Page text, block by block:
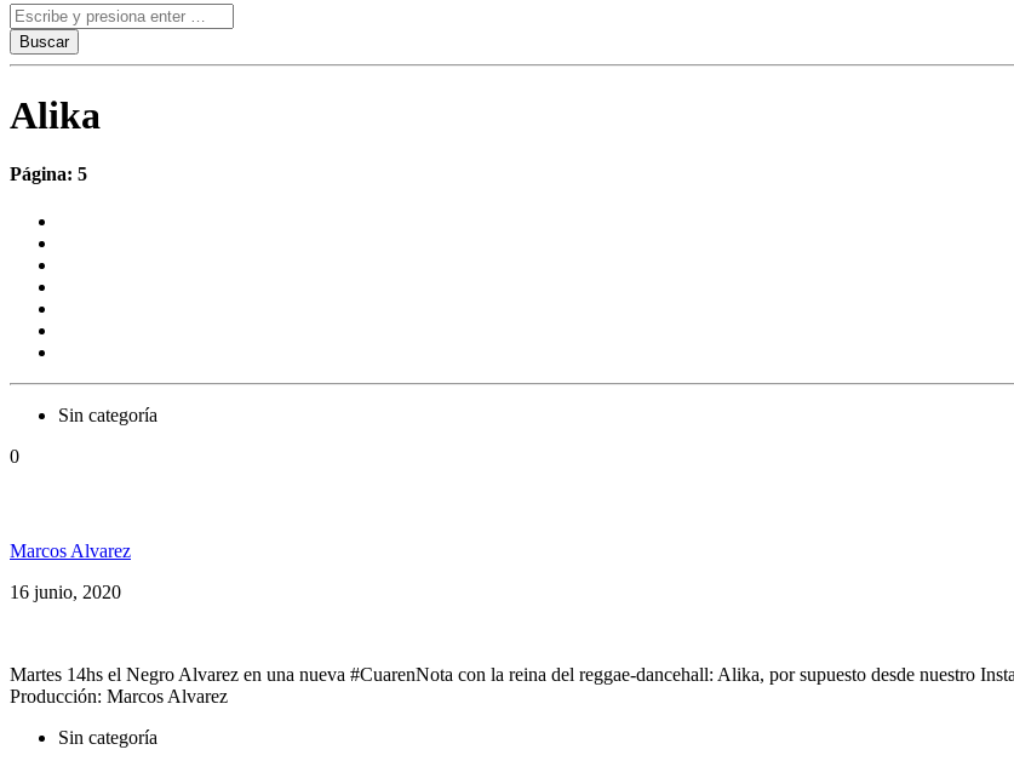
Alika
Página: 5
Sin categoría
0
Marcos Alvarez
16 junio, 2020
Martes 14hs el Negro Alvarez en una nueva #CuarenNota con la reina del reggae-dancehall: Alika, por supuesto desde nuestro
Producción: Marcos Alvarez
Sin categoría